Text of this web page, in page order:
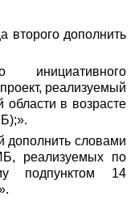
дополнить
реализуемый
области в возрасте
словами
реализуемых по
подпунктом 14